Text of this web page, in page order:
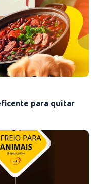
para quitar